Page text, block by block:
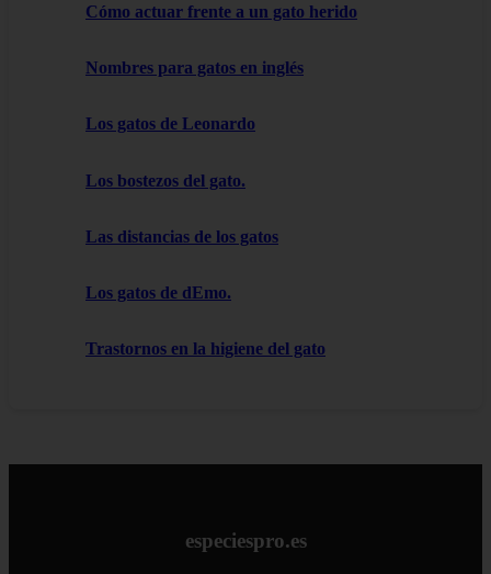
Cómo actuar frente a un gato herido
Nombres para gatos en inglés
Los gatos de Leonardo
Los bostezos del gato.
Las distancias de los gatos
Los gatos de dEmo.
Trastornos en la higiene del gato
especiespro.es